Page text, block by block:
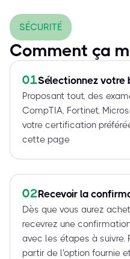
SÉCURITÉ
Comment ça
01Sélectionnez votre
Proposant tout, des
CompTIA, Fortinet,
votre certification
cette page
02Recevoir la
Dès que vous aurez
recevrez une
avec les étapes à suivre.
partir de l'option fournie